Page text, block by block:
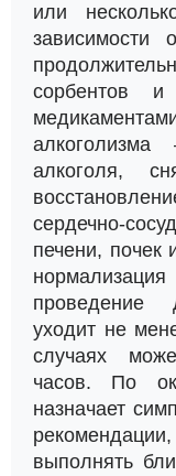
или
зависимости
сорбентов и
алкоголя,
сердечно-
печени, почек
проведение
уходит не
случаях
часов. По
назначает
выполнять